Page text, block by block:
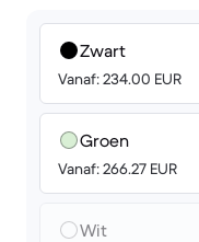
Zwart
Vanaf: 234.00 EUR
Groen
Vanaf: 266.27 EUR
Wit